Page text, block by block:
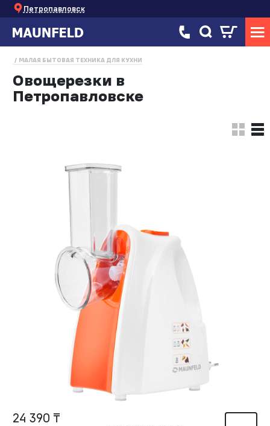
Петропавловск
МАЛАЯ БЫТОВАЯ ТЕХНИКА ДЛЯ КУХНИ
Овощерезки в
Петропавловске
24 390 ₸